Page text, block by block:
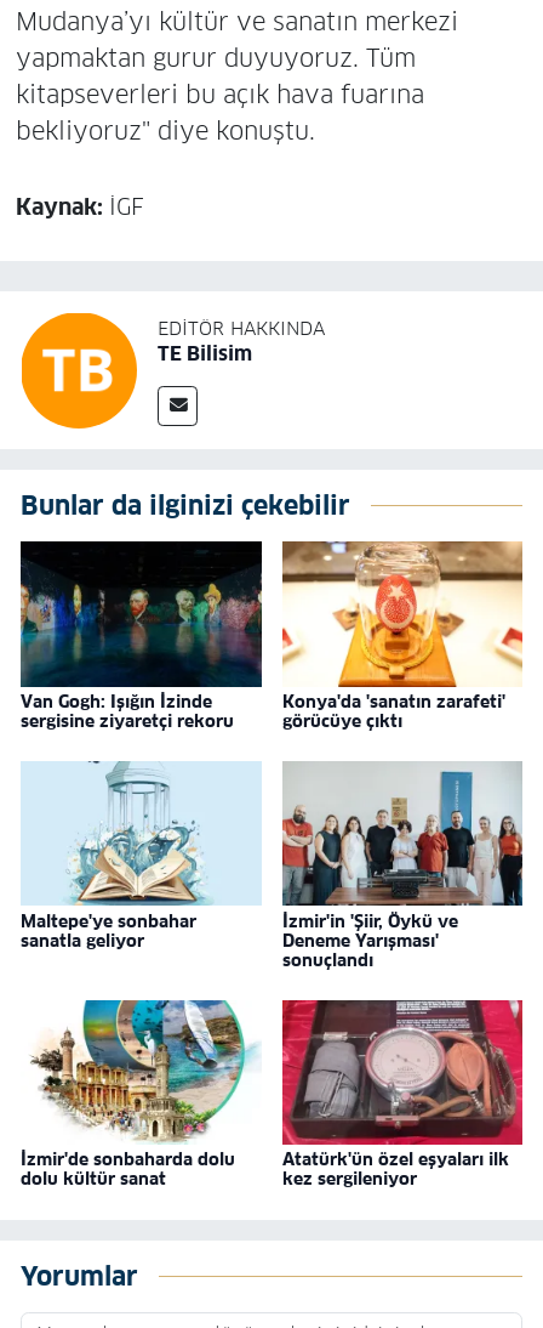
Mudanya’yı kültür ve sanatın merkezi
yapmaktan gurur duyuyoruz. Tüm
kitapseverleri bu açık hava fuarına
bekliyoruz" diye konuştu.
Kaynak: İGF
EDITÖR HAKKINDA
TE Bilisim
Bunlar da ilginizi çekebilir
Van Gogh: Işığın İzinde
sergisine ziyaretçi rekoru
Konya'da 'sanatın zarafeti'
görücüye çıktı
Maltepe'ye sonbahar
sanatla geliyor
İzmir'in 'Şiir, Öykü ve
Deneme Yarışması'
sonuçlandı
İzmir'de sonbaharda dolu
dolu kültür sanat
Atatürk'ün özel eşyaları ilk
kez sergileniyor
Yorumlar